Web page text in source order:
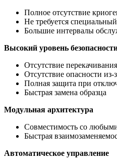
Полное отсутствие
Не требуется
Большие интервалы
Высокий уровень
Отсутствие
Отсутствие опасности
Полная защита при
Быстрая замена образца
Модульная архитектура
Совместимость со
Быстрая
Автоматическое управление